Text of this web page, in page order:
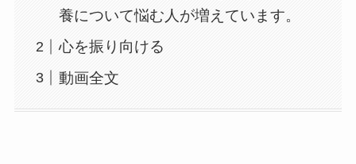
養について悩む人が増えています。
心を振り向ける
動画全文